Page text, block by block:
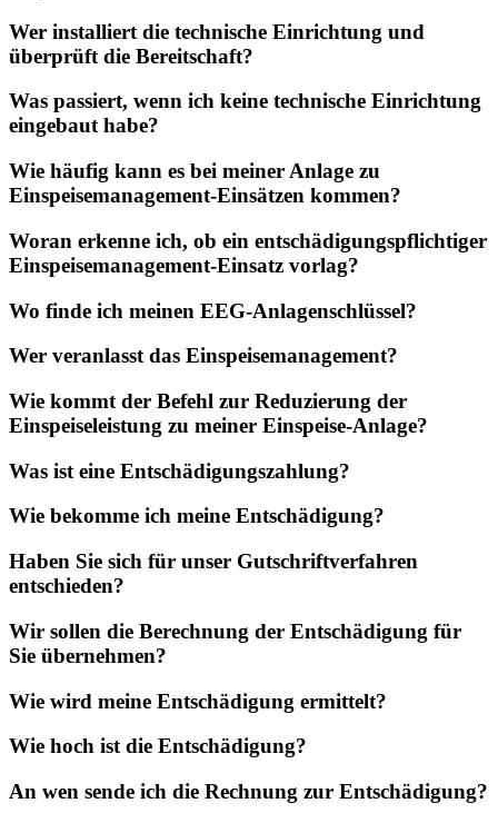
Wer installiert die technische Einrichtung und
überprüft die Bereitschaft?
Was passiert, wenn ich keine technische Einrichtung
eingebaut habe?
Wie häufig kann es bei meiner Anlage zu
Einspeisemanagement-Einsätzen kommen?
Woran erkenne ich, ob ein entschädigungspflichtiger
Einspeisemanagement-Einsatz vorlag?
Wo finde ich meinen EEG-Anlagenschlüssel?
Wer veranlasst das Einspeisemanagement?
Wie kommt der Befehl zur Reduzierung der
Einspeiseleistung zu meiner Einspeise-Anlage?
Was ist eine Entschädigungszahlung?
Wie bekomme ich meine Entschädigung?
Haben Sie sich für unser Gutschriftverfahren
entschieden?
Wir sollen die Berechnung der Entschädigung für
Sie übernehmen?
Wie wird meine Entschädigung ermittelt?
Wie hoch ist die Entschädigung?
An wen sende ich die Rechnung zur Entschädigung?